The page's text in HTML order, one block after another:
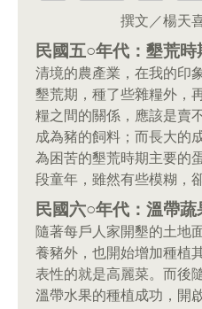
撰文／楊天
民國五○年代：墾荒時
清境的農產業，在我的印
墾荒期，種了些雜糧外，
糧之間的關係，應該是賣
成為豬的飼料；而長大的
為困苦的墾荒時期主要的
段童年，雖然有些模糊，
民國六○年代：溫帶蔬
隨著每戶人家開墾的土地
養豬外，也開始增加種植
表性的就是高麗菜。而後
溫帶水果的種植成功，開